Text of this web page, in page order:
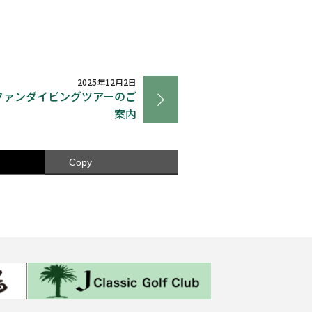
2025年12月2日
ンダイビングツアーのご
案内
Copy